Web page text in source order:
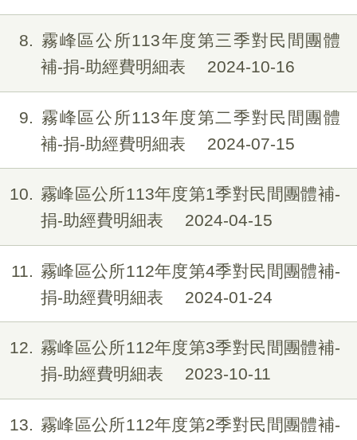
8
霧峰區公所113年度第三季對民間團體
補-捐-助經費明細表
2024-10-16
9
霧峰區公所113年度第二季對民間團體
補-捐-助經費明細表
2024-07-15
10
霧峰區公所113年度第1季對民間團體補-
捐-助經費明細表
2024-04-15
11
霧峰區公所112年度第4季對民間團體補-
捐-助經費明細表
2024-01-24
12
霧峰區公所112年度第3季對民間團體補-
捐-助經費明細表
2023-10-11
13
霧峰區公所112年度第2季對民間團體補-